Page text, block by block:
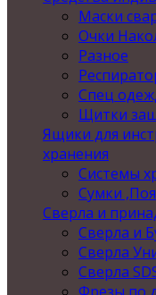
Маски
Очки
Разное
Спец
Щитки
Ящики для
хранения
Системы
Сумки
Сверла и
Сверла и
Сверла
Сверла